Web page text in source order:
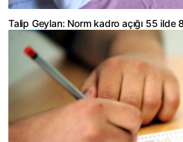
Talip Geylan: Norm kadro açığı 55 ilde